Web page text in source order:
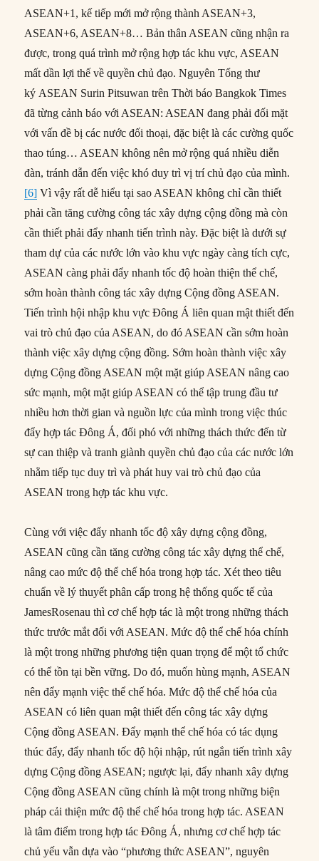
ASEAN+1, kế tiếp mới mở rộng thành ASEAN+3,
ASEAN+6, ASEAN+8… Bản thân ASEAN cũng nhận ra
được, trong quá trình mở rộng hợp tác khu vực, ASEAN
mất dần lợi thế về quyền chủ đạo. Nguyên Tổng thư
ký ASEAN Surin Pitsuwan trên Thời báo Bangkok Times
đã từng cảnh báo với ASEAN: ASEAN đang phải đối mặt
với vấn đề bị các nước đối thoại, đặc biệt là các cường quốc
thao túng… ASEAN không nên mở rộng quá nhiều diễn
đàn, tránh dẫn đến việc khó duy trì vị trí chủ đạo của mình.
[6] Vì vậy rất dễ hiểu tại sao ASEAN không chỉ cần thiết
phải cần tăng cường công tác xây dựng cộng đồng mà còn
cần thiết phải đẩy nhanh tiến trình này. Đặc biệt là dưới sự
tham dự của các nước lớn vào khu vực ngày càng tích cực,
ASEAN càng phải đẩy nhanh tốc độ hoàn thiện thể chế,
sớm hoàn thành công tác xây dựng Cộng đồng ASEAN.
Tiến trình hội nhập khu vực Đông Á liên quan mật thiết đến
vai trò chủ đạo của ASEAN, do đó ASEAN cần sớm hoàn
thành việc xây dựng cộng đồng. Sớm hoàn thành việc xây
dựng Cộng đồng ASEAN một mặt giúp ASEAN nâng cao
sức mạnh, một mặt giúp ASEAN có thể tập trung đầu tư
nhiều hơn thời gian và nguồn lực của mình trong việc thúc
đẩy hợp tác Đông Á, đối phó với những thách thức đến từ
sự can thiệp và tranh giành quyền chủ đạo của các nước lớn
nhằm tiếp tục duy trì và phát huy vai trò chủ đạo của
ASEAN trong hợp tác khu vực.
Cùng với việc đẩy nhanh tốc độ xây dựng cộng đồng,
ASEAN cũng cần tăng cường công tác xây dựng thể chế,
nâng cao mức độ thể chế hóa trong hợp tác. Xét theo tiêu
chuẩn về lý thuyết phân cấp trong hệ thống quốc tế của
JamesRosenau thì cơ chế hợp tác là một trong những thách
thức trước mắt đối với ASEAN. Mức độ thể chế hóa chính
là một trong những phương tiện quan trọng để một tổ chức
có thể tồn tại bền vững. Do đó, muốn hùng mạnh, ASEAN
nên đẩy mạnh việc thể chế hóa. Mức độ thể chế hóa của
ASEAN có liên quan mật thiết đến công tác xây dựng
Cộng đồng ASEAN. Đẩy mạnh thể chế hóa có tác dụng
thúc đẩy, đẩy nhanh tốc độ hội nhập, rút ngắn tiến trình xây
dựng Cộng đồng ASEAN; ngược lại, đẩy nhanh xây dựng
Cộng đồng ASEAN cũng chính là một trong những biện
pháp cải thiện mức độ thể chế hóa trong hợp tác. ASEAN
là tâm điểm trong hợp tác Đông Á, nhưng cơ chế hợp tác
chủ yếu vẫn dựa vào “phương thức ASEAN”, nguyên